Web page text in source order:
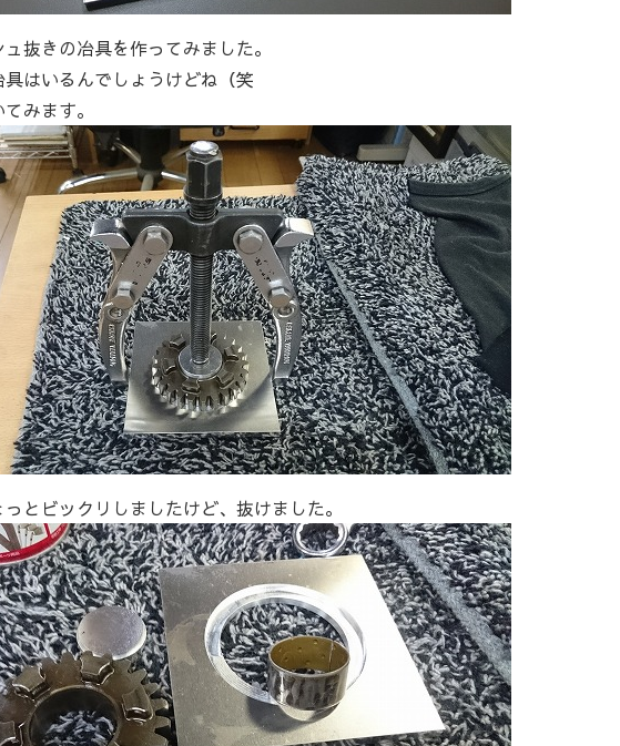
抜きの冶具を作ってみました。
はいるんでしょうけどね（笑
みます。
とビックリしましたけど、抜けました。